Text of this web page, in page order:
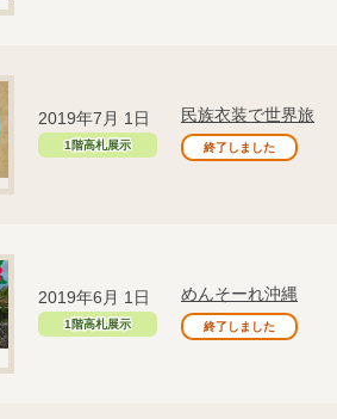
2019年7月 1日
1階高札展示
民族衣装で世界旅
終了しました
2019年6月 1日
1階高札展示
めんそーれ沖縄
終了しました